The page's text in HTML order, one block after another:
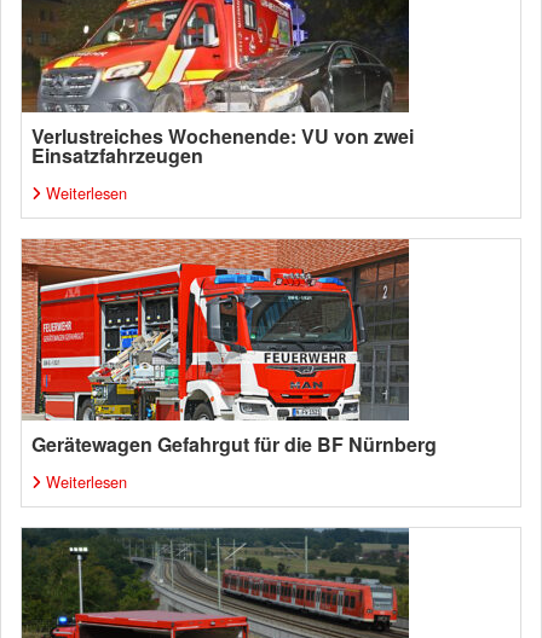
Verlustreiches Wochenende: VU von zwei
Einsatzfahrzeugen
Weiterlesen
Gerätewagen Gefahrgut für die BF Nürnberg
Weiterlesen